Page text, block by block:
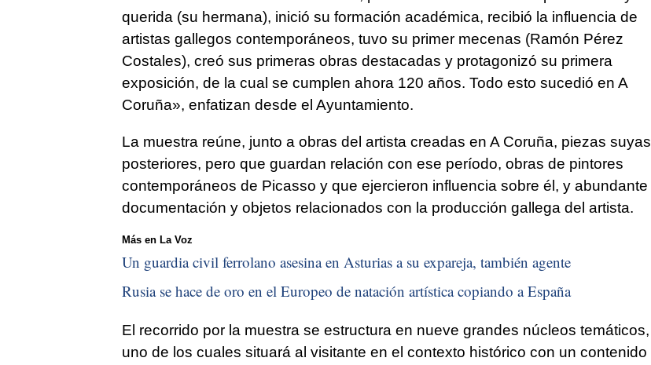
querida (su hermana), inició su formación académica, recibió la influencia de
artistas gallegos contemporáneos, tuvo su primer mecenas (Ramón Pérez
Costales), creó sus primeras obras destacadas y protagonizó su primera
exposición, de la cual se cumplen ahora 120 años. Todo esto sucedió en A
Coruña», enfatizan desde el Ayuntamiento.
La muestra reúne, junto a obras del artista creadas en A Coruña, piezas suyas
posteriores, pero que guardan relación con ese período, obras de pintores
contemporáneos de Picasso y que ejercieron influencia sobre él, y abundante
documentación y objetos relacionados con la producción gallega del artista.
Más en La Voz
Un guardia civil ferrolano asesina en Asturias a su expareja, también agente
Rusia se hace de oro en el Europeo de natación artística copiando a España
El recorrido por la muestra se estructura en nueve grandes núcleos temáticos,
uno de los cuales situará al visitante en el contexto histórico con un contenido